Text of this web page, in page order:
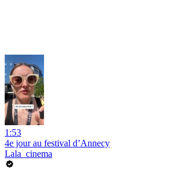
1:53
4e jour au festival d’Annecy
Lala_cinema